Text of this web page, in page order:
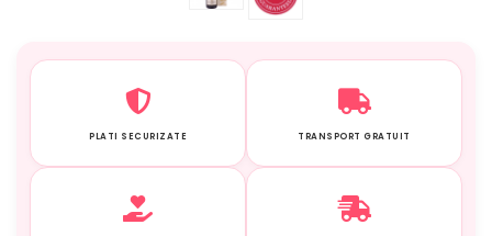
PLATI SECURIZATE TRANSPORT GRATUIT